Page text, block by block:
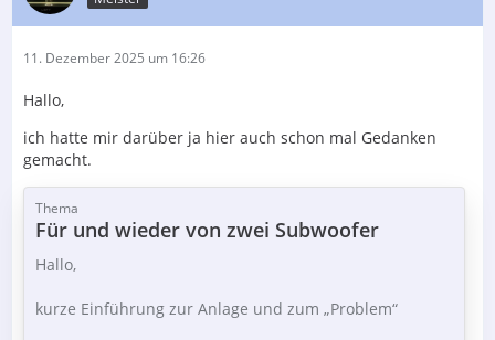
11. Dezember 2025 um 16:26
Hallo,
ich hatte mir darüber ja hier auch schon mal Gedanken
gemacht.
Thema
Für und wieder von zwei Subwoofer
Hallo,
kurze Einführung zur Anlage und zum „Problem“